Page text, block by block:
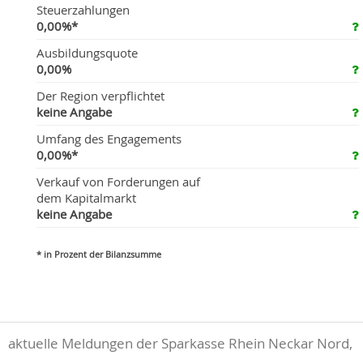
Steuerzahlungen
0,00%*
Ausbildungsquote
0,00%
Der Region verpflichtet
keine Angabe
Umfang des Engagements
0,00%*
Verkauf von Forderungen auf
dem Kapitalmarkt
keine Angabe
* in Prozent der Bilanzsumme
aktuelle Meldungen der Sparkasse Rhein Neckar Nord,